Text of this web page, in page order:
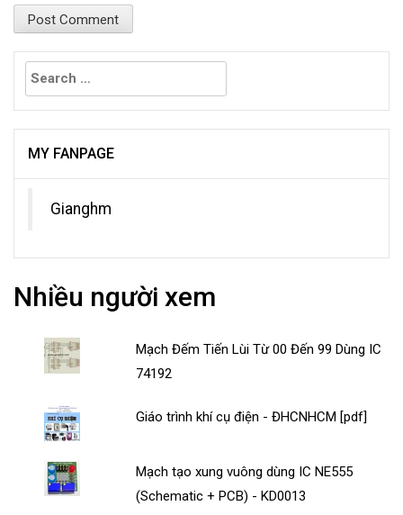
Search
for:
MY FANPAGE
Gianghm
Nhiều người xem
Mạch Đếm Tiến Lùi Từ 00 Đến 99 Dùng IC
74192
Giáo trình khí cụ điện - ĐHCNHCM [pdf]
Mạch tạo xung vuông dùng IC NE555
(Schematic + PCB) - KD0013